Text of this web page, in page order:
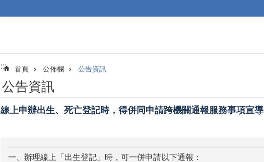
::: 首頁 公佈欄 公告資訊
公告資訊
線上申辦出生、死亡登記時，得併同申請跨機關通報服務事項宣導
一、辦理線上「出生登記」時，可一併申請以下通報：